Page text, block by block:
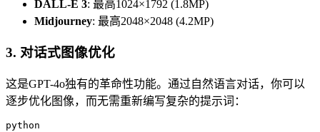
DALL-E 3: 最高1024×1792 (1.8MP)
Midjourney: 最高2048×2048 (4.2MP)
3. 对话式图像优化
这是GPT-4o独有的革命性功能。通过自然语言对话，你可以
逐步优化图像，而无需重新编写复杂的提示词：
python